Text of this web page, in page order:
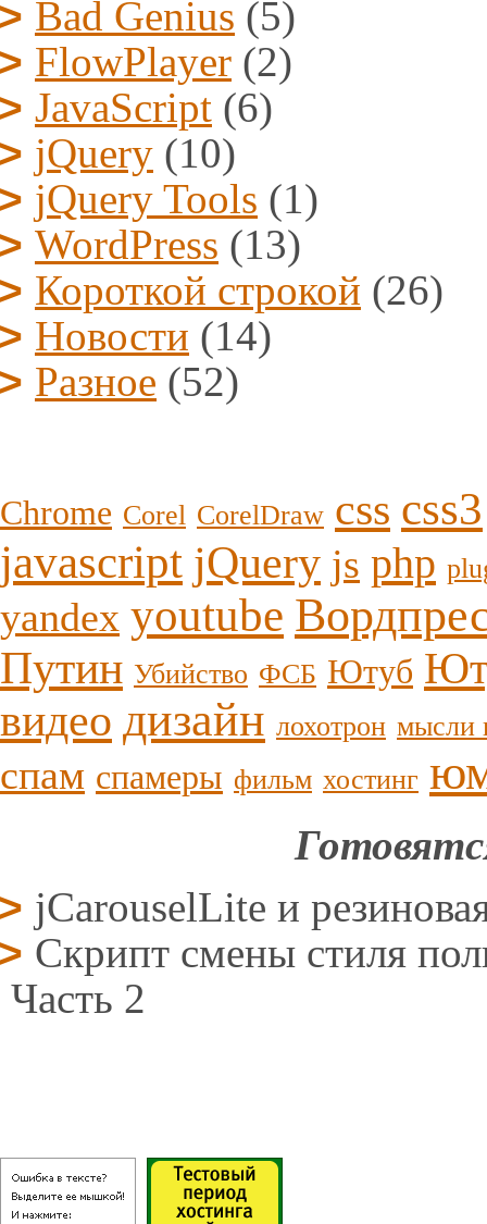
Bad Genius (5)
FlowPlayer (2)
JavaScript (6)
jQuery (10)
jQuery Tools (1)
WordPress (13)
Короткой строкой (26)
Новости (14)
Разное (52)
Chrome Corel CorelDraw css css3
javascript jQuery js php
yandex youtube
Путин Убийство ФСБ Ютуб
видео дизайн лохотрон мысли
спам спамеры фильм хостинг
jCarouselLite и
Скрипт смены стиля
Часть 2